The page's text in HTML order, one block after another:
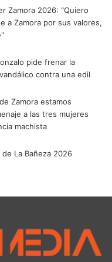
Zamora 2026: "Quiero
a Zamora por sus valores,
pide frenar la
contra una edil
Zamora estamos
a las tres mujeres
machista
de La Bañeza 2026